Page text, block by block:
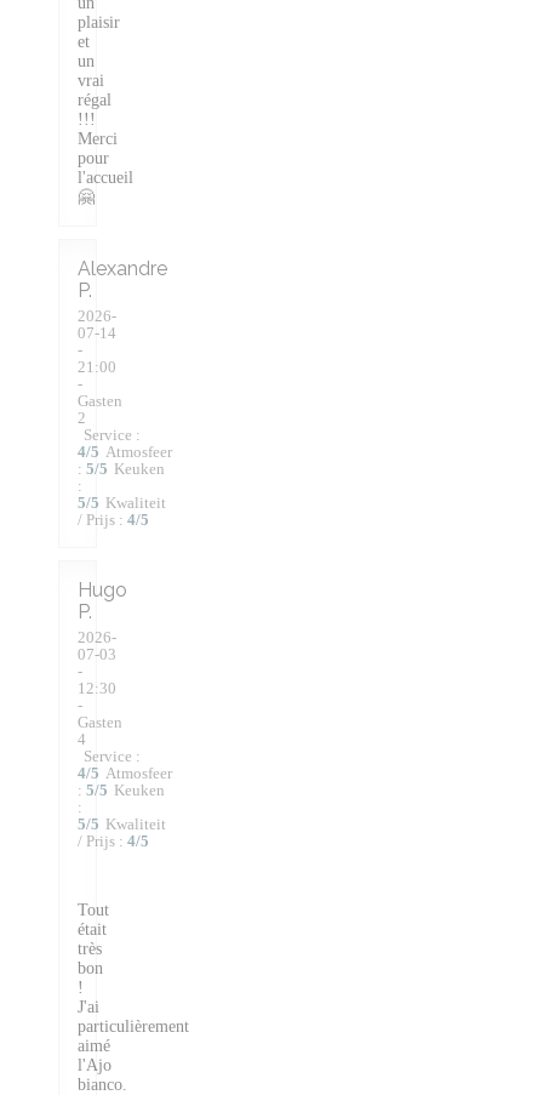
plaisir
et
un
vrai
régal
!!!
Merci
pour
l'accueil
🤗
Alexandre
P
2026-
07-14
-
21:00
-
Gasten
2
Service :
4/5 Atmosfeer
: 5/5 Keuken
:
5/5 Kwaliteit
/ Prijs : 4/5
Hugo
P
2026-
07-03
-
12:30
-
Gasten
4
Service :
4/5 Atmosfeer
: 5/5 Keuken
:
5/5 Kwaliteit
/ Prijs : 4/5
Tout
était
très
bon
!
J'ai
particulièrement
aimé
l'Ajo
bianco.